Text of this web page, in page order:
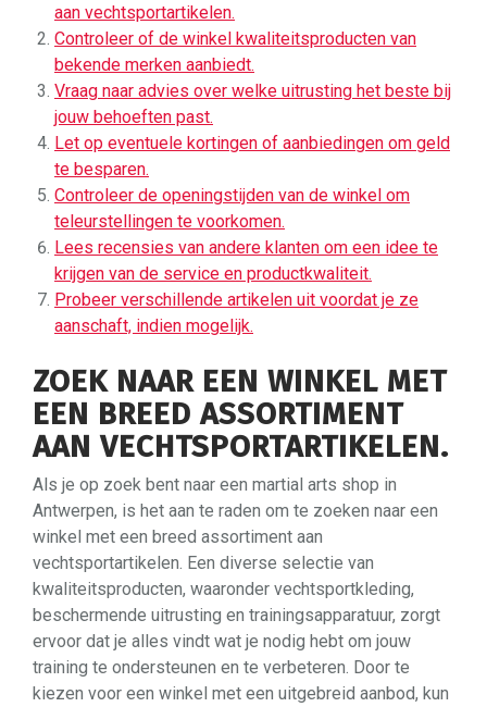
aan vechtsportartikelen.
Controleer of de winkel kwaliteitsproducten van
bekende merken aanbiedt.
Vraag naar advies over welke uitrusting het beste bij
jouw behoeften past.
Let op eventuele kortingen of aanbiedingen om geld
te besparen.
Controleer de openingstijden van de winkel om
teleurstellingen te voorkomen.
Lees recensies van andere klanten om een idee te
krijgen van de service en productkwaliteit.
Probeer verschillende artikelen uit voordat je ze
aanschaft, indien mogelijk.
ZOEK NAAR EEN WINKEL MET
EEN BREED ASSORTIMENT
AAN VECHTSPORTARTIKELEN.
Als je op zoek bent naar een martial arts shop in
Antwerpen, is het aan te raden om te zoeken naar een
winkel met een breed assortiment aan
vechtsportartikelen. Een diverse selectie van
kwaliteitsproducten, waaronder vechtsportkleding,
beschermende uitrusting en trainingsapparatuur, zorgt
ervoor dat je alles vindt wat je nodig hebt om jouw
training te ondersteunen en te verbeteren. Door te
kiezen voor een winkel met een uitgebreid aanbod, kun